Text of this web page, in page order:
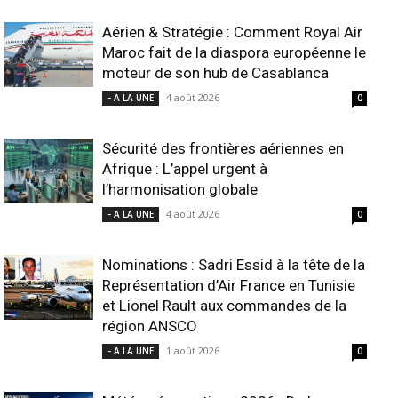
Aérien & Stratégie : Comment Royal Air
Maroc fait de la diaspora européenne le
moteur de son hub de Casablanca
- A LA UNE 4 août 2026 0
Sécurité des frontières aériennes en
Afrique : L’appel urgent à
l’harmonisation globale
- A LA UNE 4 août 2026 0
Nominations : Sadri Essid à la tête de la
Représentation d’Air France en Tunisie
et Lionel Rault aux commandes de la
région ANSCO
- A LA UNE 1 août 2026 0